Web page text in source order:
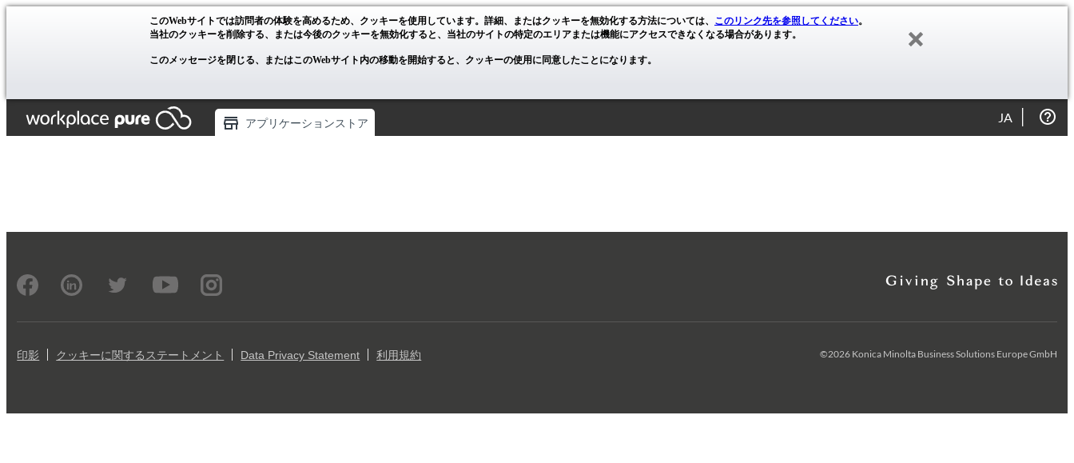
このWebサイトでは訪問者の体験を高めるため、クッキーを使用しています。詳細、またはクッキーを無効化する方法については、 このリンク先を参照してください。
当社のクッキーを削除する、または今後のクッキーを無効化すると、当社のサイトの特定のエリアまたは機能にアクセスできなくなる場合があります。
このメッセージを閉じる、またはこのWebサイト内の移動を開始すると、クッキーの使用に同意したことになります。
アプリケーションストア JA
印影 クッキーに関するステートメント Data Privacy Statement 利用規約 ©2026 Konica Minolta Business Solutions Europe GmbH